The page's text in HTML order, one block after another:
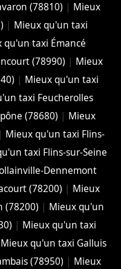
(78810) | Mieux
| Mieux qu'un taxi
qu'un taxi Émancé
(78990) | Mieux
| Mieux qu'un taxi
taxi Feucherolles
(78680) | Mieux
| Mieux qu'un taxi Flins-
taxi Flins-sur-Seine
Dennemont
(78200) | Mieux
(78200) | Mieux qu'un
| Mieux qu'un taxi
Mieux qu'un taxi Galluis
(78950) | Mieux